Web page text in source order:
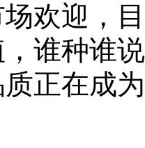
欢迎，
谁种谁
正在成